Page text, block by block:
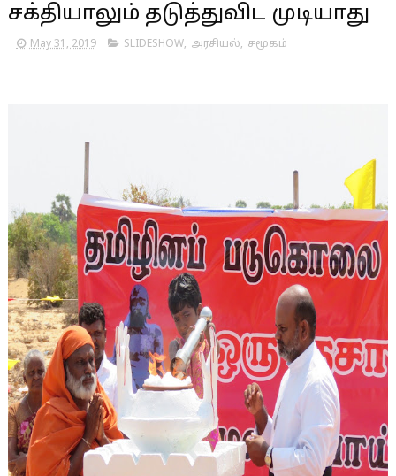
சக்தியாலும் தடுத்துவிட முடியாது
May 31, 2019 SLIDESHOW, அரசியல், சமூகம்